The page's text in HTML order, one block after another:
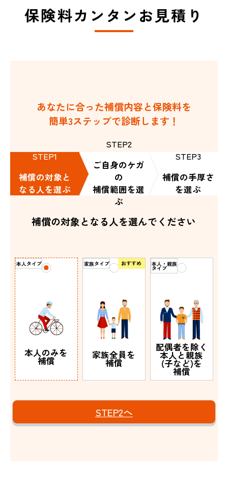
保険料カンタンお見積り
あなたに合った補償内容と保険料を
簡単3ステップで診断します！
STEP1
補償の対象と
なる人を選ぶ
STEP2
ご自身のケガ
の
補償範囲を選
ぶ
STEP3
補償の手厚さ
を選ぶ
補償の対象となる人を選んでください
本人タイプ
本人のみを
補償
家族タイプ おすすめ
家族全員を
補償
本人・親族
タイプ
配偶者を除く
本人と親族
(子など)を
補償
STEP2へ